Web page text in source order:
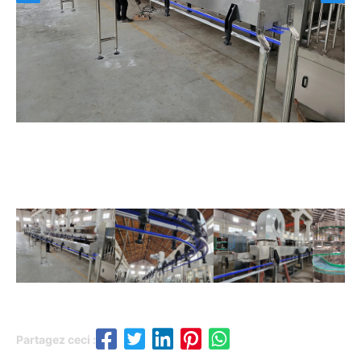
Partagez ceci :